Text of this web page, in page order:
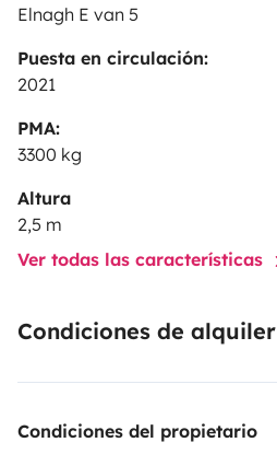
Elnagh E van 5
Puesta en circulación:
2021
PMA:
3300 kg
Altura
2,5 m
Ver todas las características
Condiciones de alquiler
Condiciones del propietario